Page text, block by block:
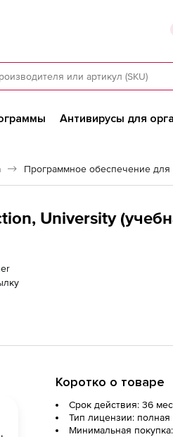
Антивирусы для
Программное обеспечение для
University
Коротко о товаре
Срок действия: 36
Тип лицензии: полная
Минимальная